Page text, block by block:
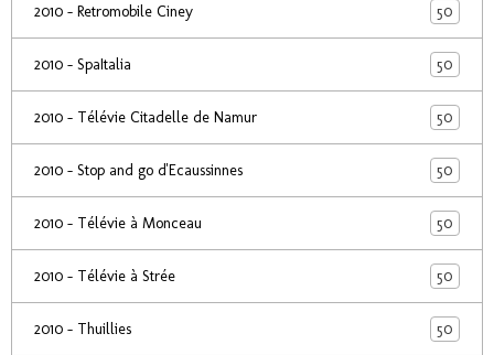
2010 - Retromobile Ciney 50
2010 - SpaItalia 50
2010 - Télévie Citadelle de Namur 50
2010 - Stop and go d'Ecaussinnes 50
2010 - Télévie à Monceau 50
2010 - Télévie à Strée 50
2010 - Thuillies 50